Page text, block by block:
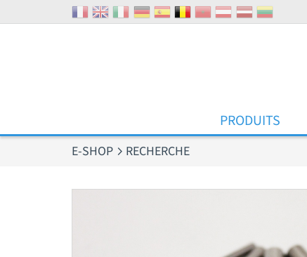
PRODUITS
E-SHOP RECHERCHE
Panneau de gestion des cookies